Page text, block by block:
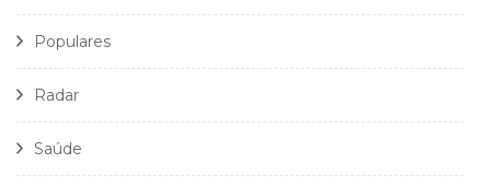
Populares
Radar
Saúde